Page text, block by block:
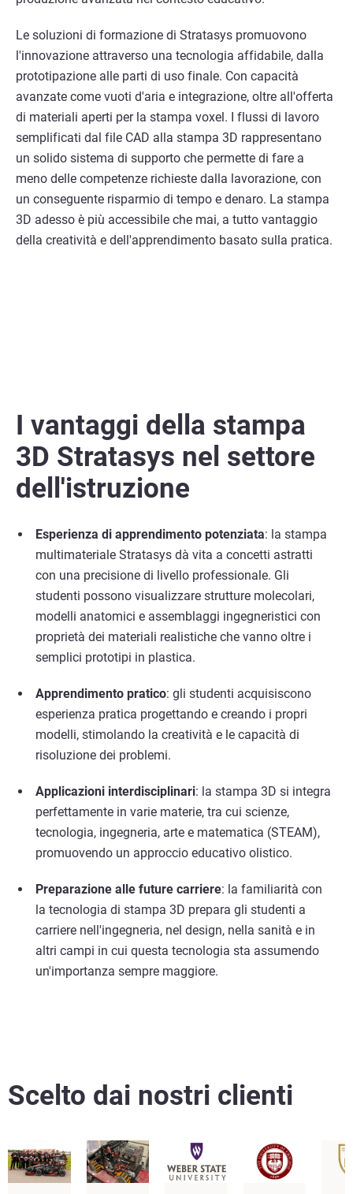
Le soluzioni di formazione di Stratasys promuovono
l'innovazione attraverso una tecnologia affidabile, dalla
prototipazione alle parti di uso finale. Con capacità
avanzate come vuoti d'aria e integrazione, oltre all'offerta
di materiali aperti per la stampa voxel. I flussi di lavoro
semplificati dal file CAD alla stampa 3D rappresentano
un solido sistema di supporto che permette di fare a
meno delle competenze richieste dalla lavorazione, con
un conseguente risparmio di tempo e denaro. La stampa
3D adesso è più accessibile che mai, a tutto vantaggio
della creatività e dell'apprendimento basato sulla pratica.
I vantaggi della stampa
3D Stratasys nel settore
dell'istruzione
Esperienza di apprendimento potenziata: la stampa
multimateriale Stratasys dà vita a concetti astratti
con una precisione di livello professionale. Gli
studenti possono visualizzare strutture molecolari,
modelli anatomici e assemblaggi ingegneristici con
proprietà dei materiali realistiche che vanno oltre i
semplici prototipi in plastica.
Apprendimento pratico: gli studenti acquisiscono
esperienza pratica progettando e creando i propri
modelli, stimolando la creatività e le capacità di
risoluzione dei problemi.
Applicazioni interdisciplinari: la stampa 3D si integra
perfettamente in varie materie, tra cui scienze,
tecnologia, ingegneria, arte e matematica (STEAM),
promuovendo un approccio educativo olistico.
Preparazione alle future carriere: la familiarità con
la tecnologia di stampa 3D prepara gli studenti a
carriere nell'ingegneria, nel design, nella sanità e in
altri campi in cui questa tecnologia sta assumendo
un'importanza sempre maggiore.
Scelto dai nostri clienti